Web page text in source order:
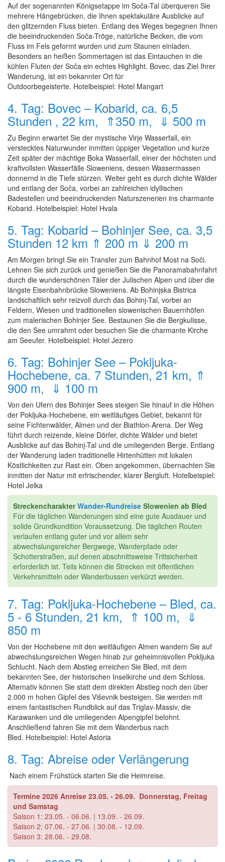
Auf der sogenannten Königsetappe im Soča-Tal überqueren Sie
mehrere Hängebrücken, die Ihnen spektakuläre Ausblicke auf
den glitzernden Fluss bieten. Entlang des Weges begegnen Ihnen
die beeindruckenden Soča-Tröge, natürliche Becken, die vom
Fluss im Fels geformt wurden und zum Staunen einladen.
Besonders an heißen Sommertagen ist das Eintauchen in die
kühlen Fluten der Soča ein echtes Highlight. Bovec, das Ziel Ihrer
Wanderung, ist ein bekannter Ort für
Outdoorbegeisterte. Hotelbeispiel: Hotel Mangart
4. Tag: Bovec – Kobarid, ca. 6,5
Stunden , 22 km, ⇑350 m, ⇓ 500 m
Zu Beginn erwartet Sie der mystische Virje Wasserfall, ein
verstecktes Naturwunder inmitten üppiger Vegetation und kurze
Zeit später der mächtige Boka Wasserfall, einer der höchsten und
kraftvollsten Wasserfälle Sloweniens, dessen Wassermassen
donnernd in die Tiefe stürzen. Weiter geht es durch dichte Wälder
und entlang der Soča, vorbei an zahlreichen idyllischen
Badestellen und beeindruckenden Naturszenerien ins charmante
Kobarid. Hotelbeispiel: Hotel Hvala
5. Tag: Kobarid – Bohinjer See, ca. 3,5
Stunden 12 km ⇑ 200 m ⇓ 200 m
Am Morgen bringt Sie ein Transfer zum Bahnhof Most na Soči.
Lehnen Sie sich zurück und genießen Sie die Panoramabahnfahrt
durch die wunderschönen Täler der Julischen Alpen und über die
längste Eisenbahnbrücke Sloweniens. Ab Bohinjska Bistrica
landschaftlich sehr reizvoll durch das Bohinj-Tal, vorbei an
Feldern, Wiesen und traditionellen slowenischen Bauernhöfen
zum malerischen Bohinjer See. Bestaunen Sie die Bergkulisse,
die den See umrahmt oder besuchen Sie die charmante Kirche
am Seeufer. Hotelbeispiel: Hotel Jezero
6. Tag: Bohinjer See – Pokljuka-
Hochebene, ca. 7 Stunden, 21 km, ⇑
900 m, ⇓ 100 m
Von den Ufern des Bohinjer Sees steigen Sie hinauf in die Höhen
der Pokljuka-Hochebene, ein weitläufiges Gebiet, bekannt für
seine Fichtenwälder, Almen und der Biathlon-Arena. Der Weg
führt durch reizende, kleine Dörfer, dichte Wälder und bietet
Ausblicke auf das Bohinj-Tal und die umliegenden Berge. Entlang
der Wanderung laden traditionelle Hirtenhütten mit lokalen
Köstlichkeiten zur Rast ein. Oben angekommen, übernachten Sie
inmitten der Natur mit erfrischender, klarer Bergluft. Hotelbeispiel:
Hotel Jelka
StreckencharakterWander-Rundreise Slowenien ab Bled
Für die täglichen Wanderungen sind eine gute Ausdauer und
solide Grundkondition Voraussetzung. Die täglichen Routen
verlaufen entlang guter und vor allem sehr
abwechslungsreicher Bergwege, Wanderpfade oder
Schotterstraßen, auf denen abschnittsweise Trittsicherheit
erforderlich ist. Teils können die Strecken mit öffentlichen
Verkehrsmitteln oder Wanderbussen verkürzt werden.
7. Tag: Pokljuka-Hochebene – Bled, ca.
5 - 6 Stunden, 21 km, ⇑ 100 m, ⇓
850 m
Von der Hochebene mit den weitläufigen Almen wandern Sie auf
abwechslungsreichen Wegen hinab zur geheimnisvollen Pokljuka
Schlucht. Nach dem Abstieg erreichen Sie Bled, mit dem
bekannten See, der historischen Inselkirche und dem Schloss.
Alternativ können Sie statt dem direkten Abstieg noch den über
2.000 m hohen Gipfel des Viševnik besteigen. Sie werden mit
einem fantastischen Rundblick auf das Triglav-Massiv, die
Karawanken und die umliegenden Alpengipfel belohnt.
Anschließend fahren Sie mit dem Wanderbus nach
Bled. Hotelbeispiel: Hotel Astoria
8. Tag: Abreise oder Verlängerung
Nach einem Frühstück starten Sie die Heimreise.
Termine 2026 Anreise 23.05. - 26.09. Donnerstag, Freitag
und Samstag
Saison 1: 23.05. - 06.06. | 13.09. - 26.09.
Saison 2: 07.06. - 27.06. | 30.08. - 12.09.
Saison 3: 28.06. - 29.08.